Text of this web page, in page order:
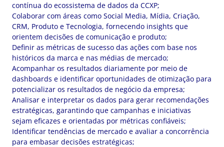
contínua do ecossistema de dados da CCXP;
Colaborar com áreas como Social Media, Mídia, Criação,
CRM, Produto e Tecnologia, fornecendo insights que
orientem decisões de comunicação e produto;
Definir as métricas de sucesso das ações com base nos
históricos da marca e nas médias de mercado;
Acompanhar os resultados diariamente por meio de
dashboards e identificar oportunidades de otimização para
potencializar os resultados de negócio da empresa;
Analisar e interpretar os dados para gerar recomendações
estratégicas, garantindo que campanhas e iniciativas
sejam eficazes e orientadas por métricas confiáveis;
Identificar tendências de mercado e avaliar a concorrência
para embasar decisões estratégicas;